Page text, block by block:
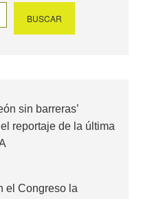
BUSCAR
sin barreras’
reportaje de la última
el Congreso la